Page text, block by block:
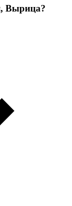
Вырица?